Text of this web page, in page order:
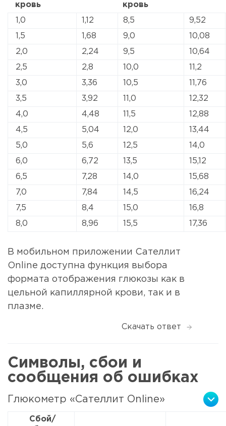
кровь
кровь
1,0 1,12 8,5 9,52
1,5 1,68 9,0 10,08
2,0 2,24 9,5 10,64
2,5 2,8 10,0 11,2
3,0 3,36 10,5 11,76
3,5 3,92 11,0 12,32
4,0 4,48 11,5 12,88
4,5 5,04 12,0 13,44
5,0 5,6 12,5 14,0
6,0 6,72 13,5 15,12
6,5 7,28 14,0 15,68
7,0 7,84 14,5 16,24
7,5 8,4 15,0 16,8
8,0 8,96 15,5 17,36
В мобильном приложении Сателлит
Online доступна функция выбора
формата отображения глюкозы как в
цельной капиллярной крови, так и в
плазме.
Скачать ответ
Символы, сбои и
сообщения об ошибках
Глюкометр «Сателлит Online»
Сбой/